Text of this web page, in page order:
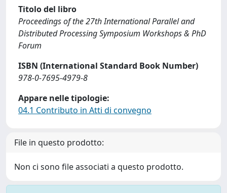
Titolo del libro
Proceedings of the 27th International Parallel and
Distributed Processing Symposium Workshops & PhD
Forum
ISBN (International Standard Book Number)
978-0-7695-4979-8
Appare nelle tipologie:
04.1 Contributo in Atti di convegno
File in questo prodotto:
Non ci sono file associati a questo prodotto.